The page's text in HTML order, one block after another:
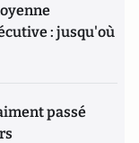
: jusqu'où
passé